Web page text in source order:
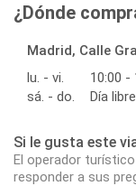
¿Dónde
Madrid, Calle
lu. - vi.
10:00 -
sá. - do.
Día libre
Si le gusta este
El operador
responder a sus